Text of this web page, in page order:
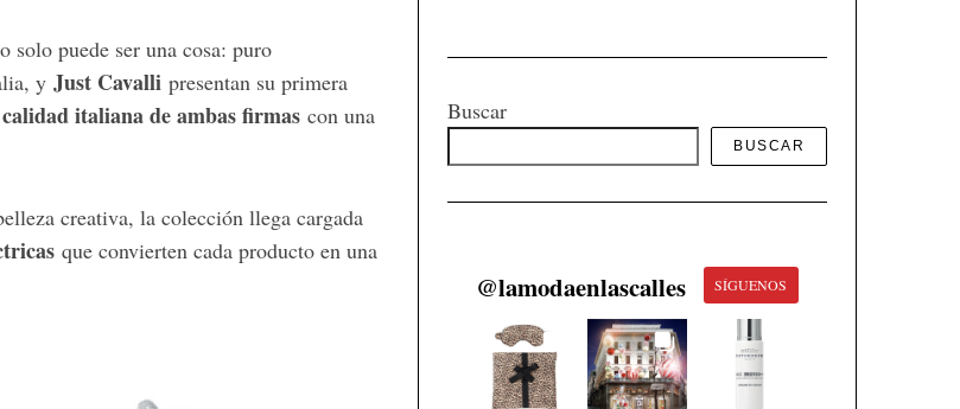
solo puede ser una cosa: puro
y Just Cavalli presentan su primera
calidad italiana de ambas firmas con una
creativa, la colección llega cargada
que convierten cada producto en una
Buscar
BUSCAR
@lamodaenlascalles SÍGUENOS